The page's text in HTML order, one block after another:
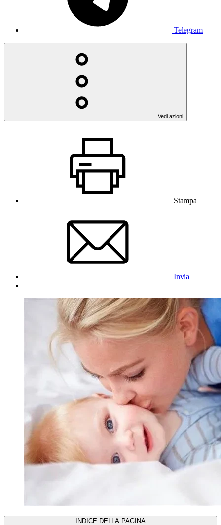
Telegram
Vedi azioni
Stampa
Invia
INDICE DELLA PAGINA